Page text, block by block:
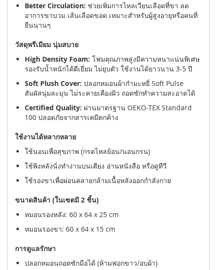
Better Circulation: ช่วยเพิ่มการไหลเวียนเลือดที่ขา ลด
อาการขาบวม เส้นเลือดขอด เหมาะสำหรับผู้สูงอายุหรือคนที่
ยืนนานๆ
วัสดุพรีเมียม นุ่มสบาย
High Density Foam: โฟมคุณภาพสูงมีความหนาแน่นพิเศษ
รองรับน้ำหนักได้ดีเยี่ยม ไม่ยุบตัว ใช้งานได้ยาวนาน 3-5 ปี
Soft Plush Cover: ปลอกหมอนผ้ากำมะหยี่ Soft Pulse
สัมผัสนุ่มละมุน ไม่ระคายเคืองผิว ถอดซักทำความสะอาดได้
Certified Quality: ผ่านมาตรฐาน OEKO-TEX Standard
100 ปลอดภัยจากสารเคมีตกค้าง
ใช้งานได้หลากหลาย
ใช้นอนเพื่อสุขภาพ (กรดไหลย้อน/นอนกรน)
ใช้พิงหลังนั่งทำงานบนเตียง อ่านหนังสือ หรือดูทีวี
ใช้รองขาเพื่อผ่อนคลายกล้ามเนื้อหลังออกกำลังกาย
ขนาดสินค้า (ในเซตมี 2 ชิ้น)
หมอนรองหลัง: 60 x 64 x 25 cm
หมอนรองขา: 60 x 64 x 15 cm
การดูแลรักษา
ปลอกหมอนถอดซักมือได้ (ห้ามฟอกขาว/อบผ้า)